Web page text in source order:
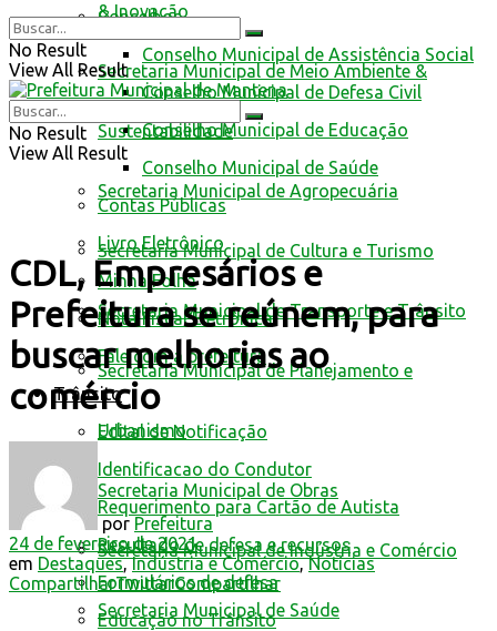
Conselhos
Conselho Municipal de Assistência Social
Conselho Municipal de Defesa Civil
Conselho Municipal de Educação
Conselho Municipal de Saúde
Contas Públicas
Livro Eletrônico
Minha Folha
Nota Fiscal Eletrônica
Fale com a prefeitura
Trânsito
Edital de Notificação
Identificacao do Condutor
Requerimento para Cartão de Autista
Resultado de defesa e recursos
Formulários de defesa
Educação no Trânsito
& Inovação
Secretaria Municipal de Meio Ambiente &
Sustentabilidade
Secretaria Municipal de Agropecuária
Secretaria Municipal de Cultura e Turismo
Secretaria Municipal de Transporte e Trânsito
Secretaria Municipal de Planejamento e
Urbanismo
Secretaria Municipal de Obras
Secretaria Municipal de Indústria e Comércio
Secretaria Municipal de Saúde
No Result
View All Result
No Result
View All Result
CDL, Empresários e
Prefeitura se reúnem, para
buscar melhorias ao
comércio
por Prefeitura
24 de fevereiro de 2021
em Destaques,Indústria e Comércio,Notícias
CompartilharTwittarCompartilhar